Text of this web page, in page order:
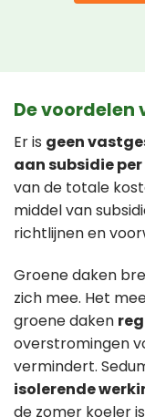
De voordelen
Er is geen
aan subsidie per
van de totale
middel van
richtlijnen en
Groene daken
zich mee. Het
groene daken
overstromingen
vermindert.
isolerende
de zomer koeler